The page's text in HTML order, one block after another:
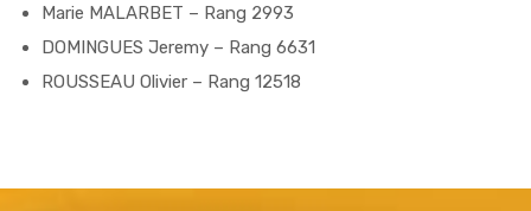
Marie MALARBET – Rang 2993
DOMINGUES Jeremy – Rang 6631
ROUSSEAU Olivier – Rang 12518